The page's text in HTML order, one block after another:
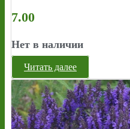
7.00
Нет в наличии
Читать далее